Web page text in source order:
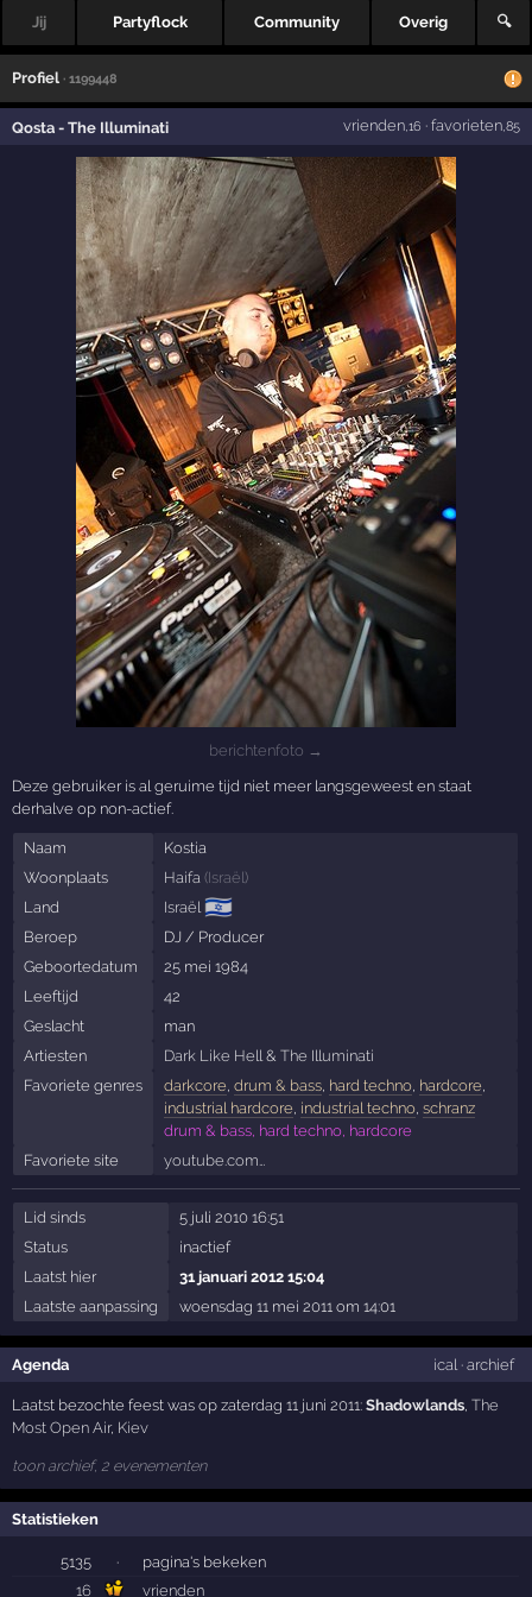
Jij Partyflock Community Overig 🔍
Profiel · 1199448
Qosta - The Illuminati vrienden,16 · favorieten,85
berichtenfoto →
Deze gebruiker is al geruime tijd niet meer langsgeweest en staat
derhalve op non-actief.
Naam
Kostia
Woonplaats
Haifa (Israël)
Land
Israël 🇮🇱
Beroep
DJ / Producer
Geboortedatum
25 mei 1984
Leeftijd
42
Geslacht
man
Artiesten
Dark Like Hell & The Illuminati
Favoriete genres
darkcore drum & bass, hard techno, hardcore
industrial hardcore industrial techno, schranz
drum & bass, hard techno, hardcore
Favoriete site
youtube.com…
Lid sinds
5 juli 2010 16:51
Status
inactief
Laatst hier
31 januari 2012 15:04
Laatste aanpassing
woensdag 11 mei 2011 om 14:01
Agenda ical· archief
Laatst bezochte feest was op zaterdag 11 juni 2011:Shadowlands,The
Most Open Air, Kiev
toon archief, 2 evenementen
Statistieken
5135 ·
pagina's bekeken
16
vrienden